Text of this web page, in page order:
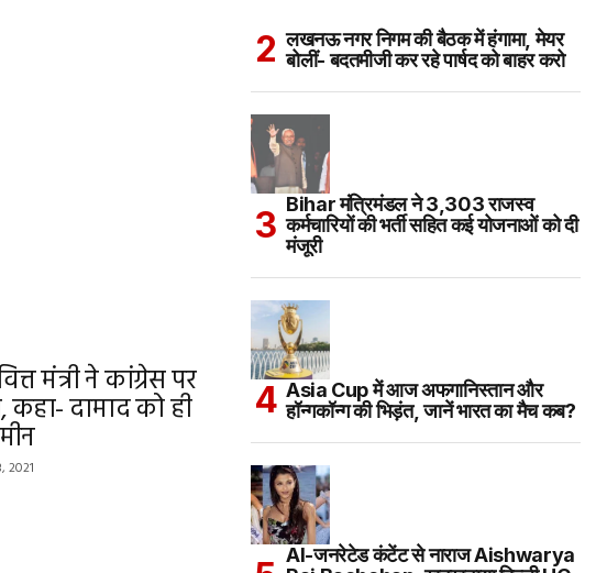
मंत्री ने कांग्रेस पर
कहा- दामाद को ही
2021
लखनऊ नगर निगम की बैठक में हंगामा, मेयर
बोलीं- बदतमीजी कर रहे पार्षद को बाहर करो
Bihar मंत्रिमंडल ने 3,303 राजस्व
कर्मचारियों की भर्ती सहित कई योजनाओं को दी
मंजूरी
Asia Cup में आज अफगानिस्तान और
हॉन्गकॉन्ग की भिड़ंत, जानें भारत का मैच कब?
AI-जनरेटेड कंटेंट से नाराज Aishwarya